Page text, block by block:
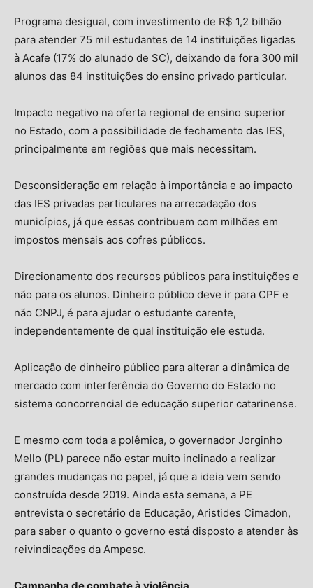
Programa desigual, com investimento de R$ 1,2 bilhão
para atender 75 mil estudantes de 14 instituições ligadas
à Acafe (17% do alunado de SC), deixando de fora 300 mil
alunos das 84 instituições do ensino privado particular.
Impacto negativo na oferta regional de ensino superior
no Estado, com a possibilidade de fechamento das IES,
principalmente em regiões que mais necessitam.
Desconsideração em relação à importância e ao impacto
das IES privadas particulares na arrecadação dos
municípios, já que essas contribuem com milhões em
impostos mensais aos cofres públicos.
Direcionamento dos recursos públicos para instituições e
não para os alunos. Dinheiro público deve ir para CPF e
não CNPJ, é para ajudar o estudante carente,
independentemente de qual instituição ele estuda.
Aplicação de dinheiro público para alterar a dinâmica de
mercado com interferência do Governo do Estado no
sistema concorrencial de educação superior catarinense.
E mesmo com toda a polêmica, o governador Jorginho
Mello (PL) parece não estar muito inclinado a realizar
grandes mudanças no papel, já que a ideia vem sendo
construída desde 2019. Ainda esta semana, a PE
entrevista o secretário de Educação, Aristides Cimadon,
para saber o quanto o governo está disposto a atender às
reivindicações da Ampesc.